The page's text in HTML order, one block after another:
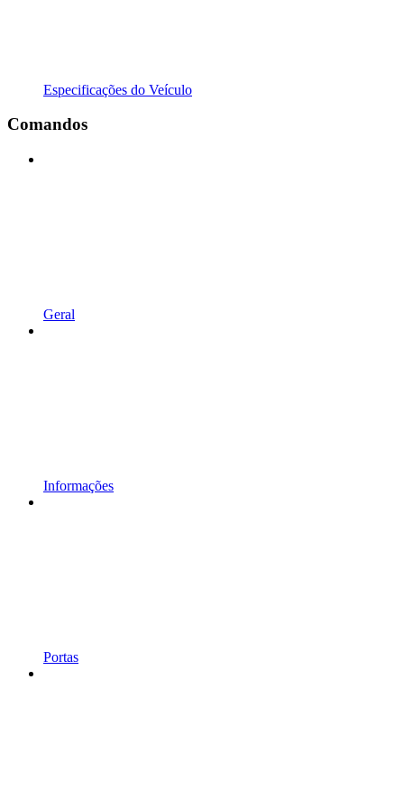
Especificações do Veículo
Comandos
Geral
Informações
Portas